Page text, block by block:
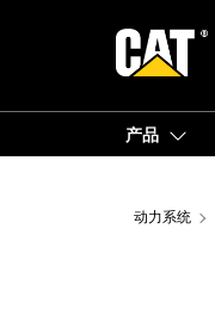
产品
动力系统